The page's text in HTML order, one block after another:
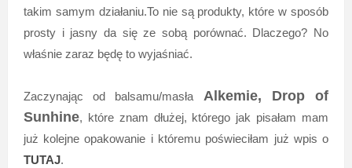
takim samym działaniu.To nie są produkty, które w sposób
prosty i jasny da się ze sobą porównać. Dlaczego? No
właśnie zaraz będę to wyjaśniać.
Zaczynając od balsamu/masła Alkemie, Drop of
Sunhine, które znam dłużej, którego jak pisałam mam
już kolejne opakowanie i któremu poświeciłam już wpis o
TUTAJ.